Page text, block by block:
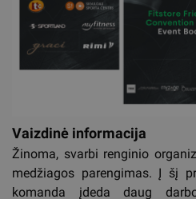
Vaizdinė informacija
Žinoma, svarbi renginio
medžiagos parengimas. Į šį
komanda įdeda daug